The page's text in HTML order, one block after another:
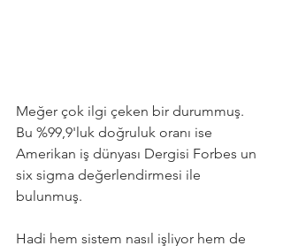
Meğer çok ilgi çeken bir durummuş.
Bu %99,9'luk doğruluk oranı ise
Amerikan iş dünyası Dergisi Forbes un
six sigma değerlendirmesi ile
bulunmuş. ⁣⁣⁣
Hadi hem sistem nasıl işliyor hem de